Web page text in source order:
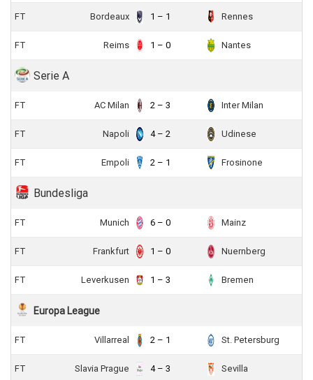
FT Bordeaux 1 – 1 Rennes
FT Reims 1 – 0 Nantes
Serie A
FT AC Milan 2 – 3 Inter Milan
FT Napoli 4 – 2 Udinese
FT Empoli 2 – 1 Frosinone
Bundesliga
FT Munich 6 – 0 Mainz
FT Frankfurt 1 – 0 Nuernberg
FT Leverkusen 1 – 3 Bremen
Europa League
FT Villarreal 2 – 1 St. Petersburg
FT Slavia Prague 4 – 3 Sevilla